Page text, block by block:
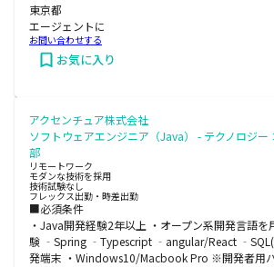
東京都
エージェントに
お問い合わせする
お気に入り
アクセンチュア株式会社
ソフトウェアエンジニア（Java） - テクノロジー
部
リモートワーク
モダンな技術を採用
技術試験なし
フレックス出勤・時差出勤
■必須条件
・Java開発経験2年以上 ・オープン系開発言語
験 ‐Spring ‐Typescript ‐angular/React
発端末 ・Windows10/Macbook Pro ※開発者用